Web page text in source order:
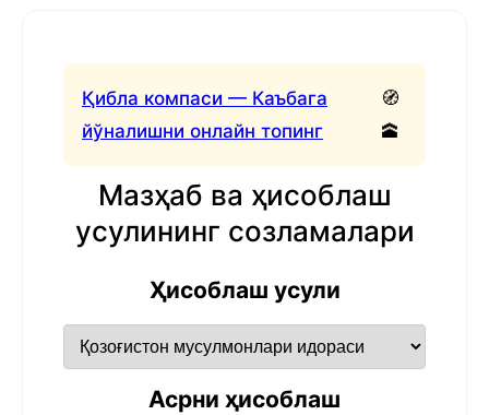
Қибла компаси — Каъбага
йўналишни онлайн топинг
🧭
🕋
Мазҳаб ва ҳисоблаш
усулининг созламалари
Ҳисоблаш усули
Асрни ҳисоблаш